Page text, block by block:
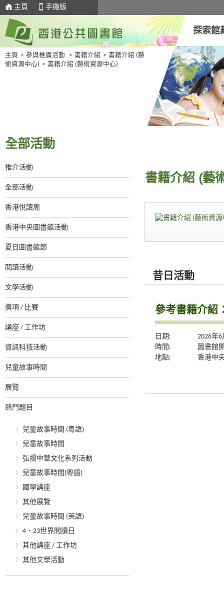
主頁 手機版
探索館
主頁 > 參與推廣活動 > 書籍介紹 > 書籍介紹 (藝
術資源中心) > 書籍介紹 (藝術資源中心)
全部活動
推介活動
全部活動
香港悅讀周
香港中央圖書館活動
夏日圖書館節
閱讀活動
文學活動
獎項 / 比賽
講座 / 工作坊
資訊科技活動
兒童故事時間
展覽
熱門題目
兒童故事時間 (粵語)
兒童故事時間
弘揚中華文化系列活動
兒童故事時間(粵語)
國學講座
其他展覽
兒童故事時間 (英語)
4．23世界閱讀日
其他講座 / 工作坊
其他文學活動
書籍介紹 (藝
昔日活動
參考書籍介紹
日期:
2026年
時間:
圖書館
地點:
香港中